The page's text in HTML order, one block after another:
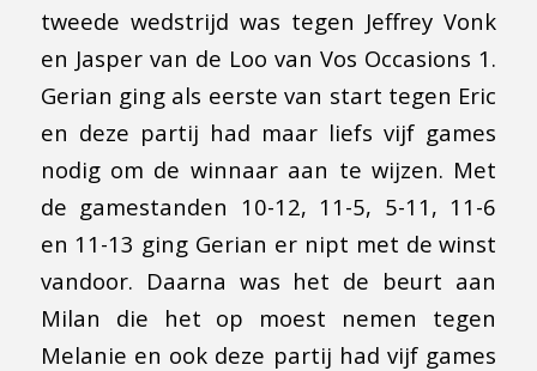
tweede wedstrijd was tegen Jeffrey Vonk
en Jasper van de Loo van Vos Occasions 1.
Gerian ging als eerste van start tegen Eric
en deze partij had maar liefs vijf games
nodig om de winnaar aan te wijzen. Met
de gamestanden 10-12, 11-5, 5-11, 11-6
en 11-13 ging Gerian er nipt met de winst
vandoor. Daarna was het de beurt aan
Milan die het op moest nemen tegen
Melanie en ook deze partij had vijf games